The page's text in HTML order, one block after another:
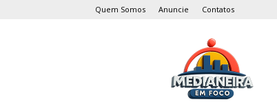
Quem Somos Anuncie Contatos